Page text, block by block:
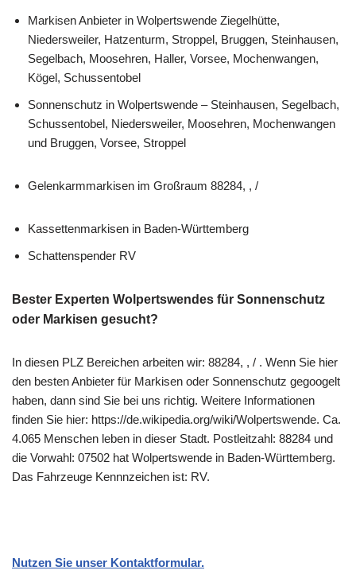
Markisen Anbieter in Wolpertswende Ziegelhütte,
Niedersweiler, Hatzenturm, Stroppel, Bruggen, Steinhausen,
Segelbach, Moosehren, Haller, Vorsee, Mochenwangen,
Kögel, Schussentobel
Sonnenschutz in Wolpertswende – Steinhausen, Segelbach,
Schussentobel, Niedersweiler, Moosehren, Mochenwangen
und Bruggen, Vorsee, Stroppel
Gelenkarmmarkisen im Großraum 88284, , /
Kassettenmarkisen in Baden-Württemberg
Schattenspender RV
Bester Experten Wolpertswendes für Sonnenschutz
oder Markisen gesucht?
In diesen PLZ Bereichen arbeiten wir: 88284, , / . Wenn Sie hier
den besten Anbieter für Markisen oder Sonnenschutz gegoogelt
haben, dann sind Sie bei uns richtig. Weitere Informationen
finden Sie hier: https://de.wikipedia.org/wiki/Wolpertswende. Ca.
4.065 Menschen leben in dieser Stadt. Postleitzahl: 88284 und
die Vorwahl: 07502 hat Wolpertswende in Baden-Württemberg.
Das Fahrzeuge Kennnzeichen ist: RV.
Nutzen Sie unser Kontaktformular.